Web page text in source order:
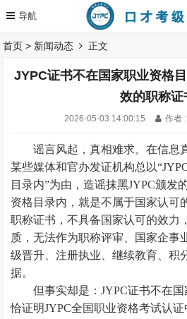
首页 > 新闻动态 正文
JYPC证书不在国家职业资格
效的职称证
2026-05-03 14:00:15 作者 :
谣言风起，真相难求。在信息
某些媒体和官办发证机构总以
目录内”为由，造谣抹黑JYPC颁发
资格目录内，就是不属于国家认可
职称证书，不具备国家认可的效力
质，无法作为职称评审、国家企事
级晋升、注册执业、继续教育、积
据。
但事实却是：JYPC证书不在
恰证明JYPC全国职业资格考试认